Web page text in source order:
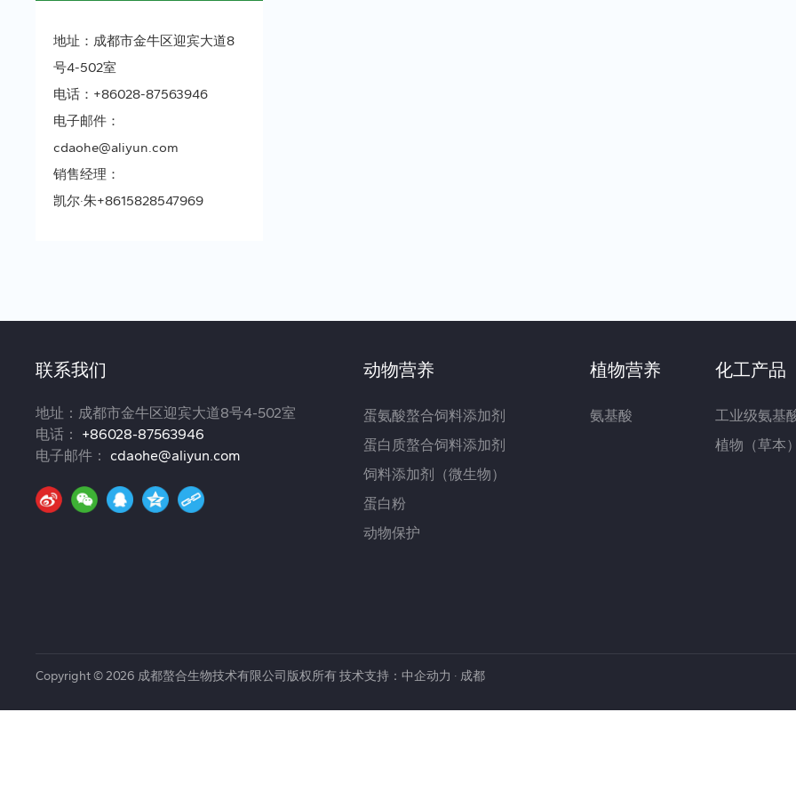
地址：成都市金牛区迎宾大道8
号4-502室
电话： +86028-87563946
电子邮件：
cdaohe@aliyun.com
销售经理：
凯尔·朱+8615828547969
联系我们
地址：成都市金牛区迎宾大道8号4-502室
电话： +86028-87563946
电子邮件：cdaohe@aliyun.com
动物营养
蛋氨酸螯合饲料添加剂
蛋白质螯合饲料添加剂
饲料添加剂（微生物）
蛋白粉
动物保护
植物营养
氨基酸
化工产品
工业级氨基
植物（草本
Copyright © 2026 成都螯合生物技术有限公司版权所有 技术支持：中企动力 · 成都